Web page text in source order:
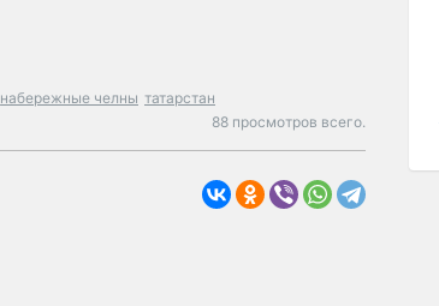
набережные челны татарстан
88 просмотров всего.